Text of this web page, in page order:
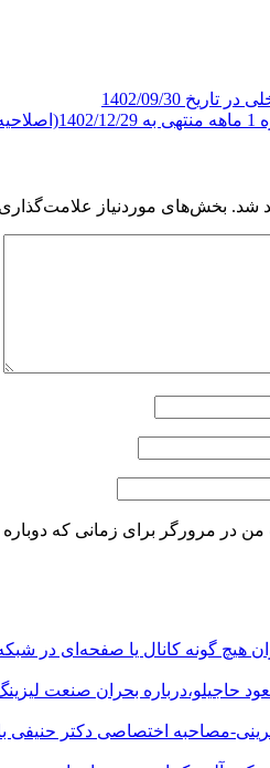
1402/09/30
شد. بخش‌های موردنیاز
من در مرورگر برای زمانی که
هیچ گونه کانال یا صفحه‌ای در
حاجیلو،درباره بحران صنعت
مصاحبه اختصاصی دکتر حنیفی